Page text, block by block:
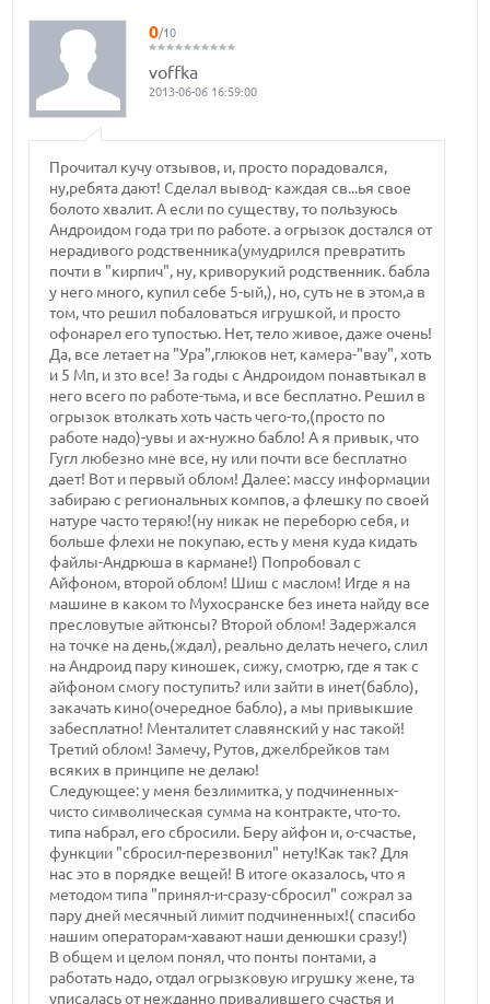
0/10
voffka
2013-06-06 16:59:00
Прочитал кучу отзывов, и, просто порадовался,
ну,ребята дают! Сделал вывод- каждая св...ья свое
болото хвалит. А если по существу, то пользуюсь
Андроидом года три по работе. а огрызок достался от
нерадивого родственника(умудрился превратить
почти в "кирпич", ну, криворукий родственник. бабла
у него много, купил себе 5-ый,), но, суть не в этом,а в
том, что решил побаловаться игрушкой, и просто
офонарел его тупостью. Нет, тело живое, даже очень!
Да, все летает на "Ура",глюков нет, камера-"вау", хоть
и 5 Мп, и зто все! За годы с Андроидом понавтыкал в
него всего по работе-тьма, и все бесплатно. Решил в
огрызок втолкать хоть часть чего-то,(просто по
работе надо)-увы и ах-нужно бабло! А я привык, что
Гугл любезно мне все, ну или почти все бесплатно
дает! Вот и первый облом! Далее: массу информации
забираю с региональных компов, а флешку по своей
натуре часто теряю!(ну никак не переборю себя, и
больше флехи не покупаю, есть у меня куда кидать
файлы-Андрюша в кармане!) Попробовал с
Айфоном, второй облом! Шиш с маслом! Игде я на
машине в каком то Мухосранске без инета найду все
пресловутые айтюнсы? Второй облом! Задержался
на точке на день,(ждал), реально делать нечего, слил
на Андроид пару киношек, сижу, смотрю, где я так с
айфоном смогу поступить? или зайти в инет(бабло),
закачать кино(очередное бабло), а мы привыкшие
забесплатно! Менталитет славянский у нас такой!
Третий облом! Замечу, Рутов, джелбрейков там
всяких в принципе не делаю!
Следующее: у меня безлимитка, у подчиненных-
чисто символическая сумма на контракте, что-то.
типа набрал, его сбросили. Беру айфон и, о-счастье,
функции "сбросил-перезвонил" нету!Как так? Для
нас это в порядке вещей! В итоге оказалось, что я
методом типа "принял-и-сразу-сбросил" сожрал за
пару дней месячный лимит подчиненных!( спасибо
нашим операторам-хавают наши денюшки сразу!)
В общем и целом понял, что понты понтами, а
работать надо, отдал огрызковую игрушку жене, та
уписалась от нежданно привалившего счастья и